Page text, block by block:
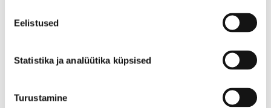
Eelistused
Statistika ja analüütika küpsised
Turustamine
Avatud E-L 10-21 P 10-19